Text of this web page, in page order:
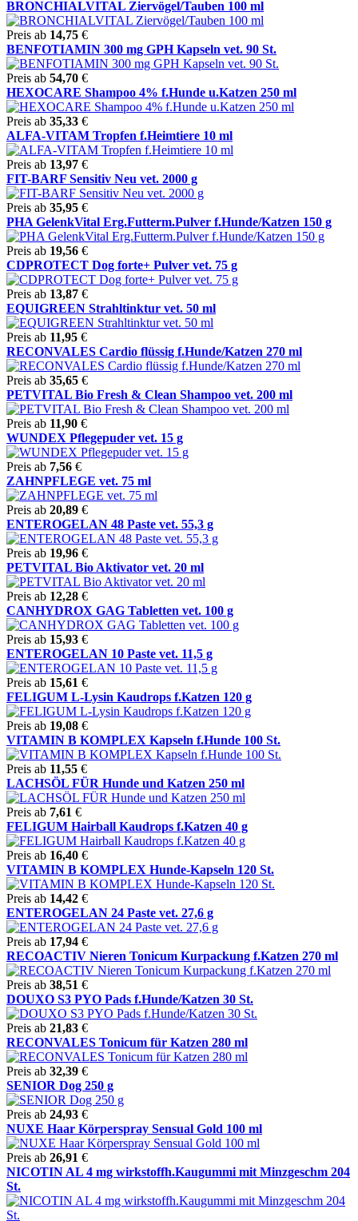
BRONCHIALVITAL Ziervögel/Tauben 100 ml
Preis ab 14,75 €
BENFOTIAMIN 300 mg GPH Kapseln vet. 90 St.
Preis ab 54,70 €
HEXOCARE Shampoo 4% f.Hunde u.Katzen 250 ml
Preis ab 35,33 €
ALFA-VITAM Tropfen f.Heimtiere 10 ml
Preis ab 13,97 €
FIT-BARF Sensitiv Neu vet. 2000 g
Preis ab 35,95 €
PHA GelenkVital Erg.Futterm.Pulver f.Hunde/Katzen 150 g
Preis ab 19,56 €
CDPROTECT Dog forte+ Pulver vet. 75 g
Preis ab 13,87 €
EQUIGREEN Strahltinktur vet. 50 ml
Preis ab 11,95 €
RECONVALES Cardio flüssig f.Hunde/Katzen 270 ml
Preis ab 35,65 €
PETVITAL Bio Fresh & Clean Shampoo vet. 200 ml
Preis ab 11,90 €
WUNDEX Pflegepuder vet. 15 g
Preis ab 7,56 €
ZAHNPFLEGE vet. 75 ml
Preis ab 20,89 €
ENTEROGELAN 48 Paste vet. 55,3 g
Preis ab 19,96 €
PETVITAL Bio Aktivator vet. 20 ml
Preis ab 12,28 €
CANHYDROX GAG Tabletten vet. 100 g
Preis ab 15,93 €
ENTEROGELAN 10 Paste vet. 11,5 g
Preis ab 15,61 €
FELIGUM L-Lysin Kaudrops f.Katzen 120 g
Preis ab 19,08 €
VITAMIN B KOMPLEX Kapseln f.Hunde 100 St.
Preis ab 11,55 €
LACHSÖL FÜR Hunde und Katzen 250 ml
Preis ab 7,61 €
FELIGUM Hairball Kaudrops f.Katzen 40 g
Preis ab 16,40 €
VITAMIN B KOMPLEX Hunde-Kapseln 120 St.
Preis ab 14,42 €
ENTEROGELAN 24 Paste vet. 27,6 g
Preis ab 17,94 €
RECOACTIV Nieren Tonicum Kurpackung f.Katzen 270 ml
Preis ab 38,51 €
DOUXO S3 PYO Pads f.Hunde/Katzen 30 St.
Preis ab 21,83 €
RECONVALES Tonicum für Katzen 280 ml
Preis ab 32,39 €
SENIOR Dog 250 g
Preis ab 24,93 €
NUXE Haar Körperspray Sensual Gold 100 ml
Preis ab 26,91 €
NICOTIN AL 4 mg wirkstoffh.Kaugummi mit Minzgeschm 204
St.